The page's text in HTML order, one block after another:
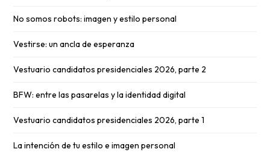
No somos robots: imagen y estilo personal
Vestirse: un ancla de esperanza
Vestuario candidatos presidenciales 2026, parte 2
BFW: entre las pasarelas y la identidad digital
Vestuario candidatos presidenciales 2026, parte 1
La intención de tu estilo e imagen personal